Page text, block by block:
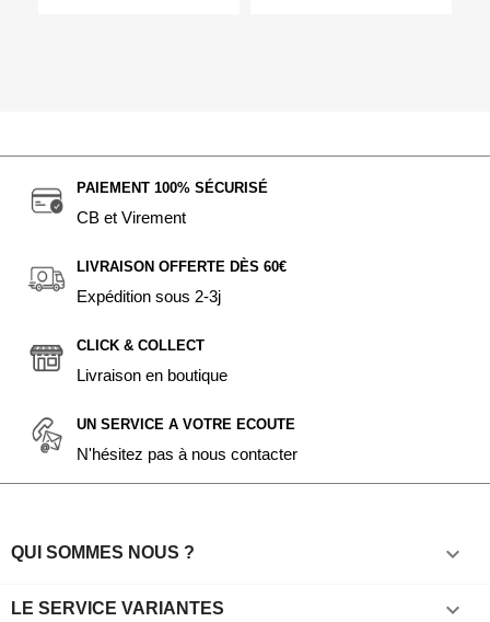
PAIEMENT 100% SÉCURISÉ
CB et Virement
LIVRAISON OFFERTE DÈS 60€
Expédition sous 2-3j
CLICK & COLLECT
Livraison en boutique
UN SERVICE A VOTRE ECOUTE
N'hésitez pas à nous contacter
QUI SOMMES NOUS ? 
LE SERVICE VARIANTES 